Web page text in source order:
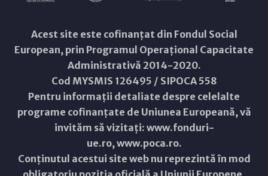
Acest site este cofinanțat din Fondul Social
European, prin Programul Operațional Capacitate
Administrativă 2014-2020.
Cod MYSMIS 126495 / SIPOCA 558
Pentru informații detaliate despre celelalte
programe cofinanțate de Uniunea Europeană, vă
invităm să vizitați: www.fonduri-
ue.ro, www.poca.ro.
Conținutul acestui site web nu reprezintă în mod